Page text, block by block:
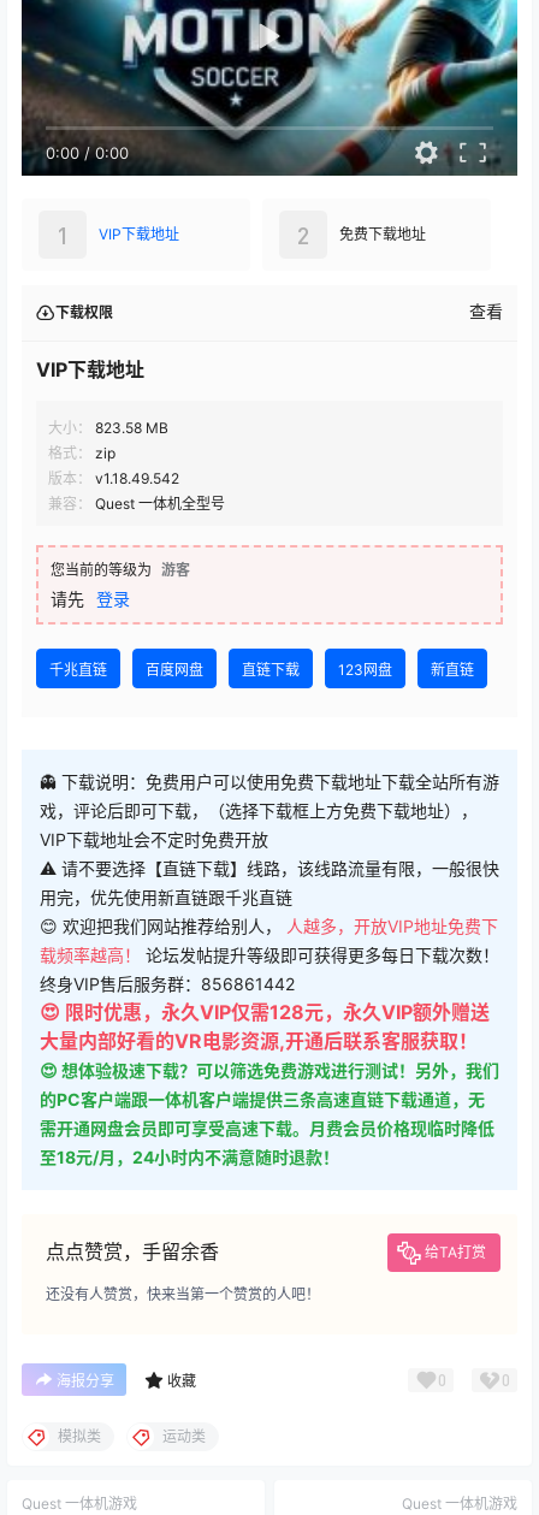
0:00/0:00
VIP下载地址
1 免费下载地址
2
下载权限 查看
VIP下载地址
大小：
823.58 MB
格式：
zip
版本：
v1.18.49.542
兼容：
Quest 一体机全型号
您当前的等级为 游客
请先 登录
千兆直链 百度网盘 直链下载 123网盘 新直链
👻 下载说明：免费用户可以使用免费下载地址下载全站所有游
戏，评论后即可下载，（选择下载框上方免费下载地址），
VIP下载地址会不定时免费开放
⚠ 请不要选择【直链下载】线路，该线路流量有限，一般很快
用完，优先使用新直链跟千兆直链
😊 欢迎把我们网站推荐给别人，
人越多，开放VIP地址免费下
载频率越高！ 论坛发帖提升等级即可获得更多每日下载次数！
终身VIP售后服务群：856861442
😍 限时优惠，永久VIP仅需128元，永久VIP额外赠送
大量内部好看的VR电影资源,开通后联系客服获取！
😍 想体验极速下载？可以筛选免费游戏进行测试！另外，我们
的PC客户端跟一体机客户端提供三条高速直链下载通道，无
需开通网盘会员即可享受高速下载。月费会员价格现临时降低
至18元/月，24小时内不满意随时退款！
点点赞赏，手留余香 给TA打赏
还没有人赞赏，快来当第一个赞赏的人吧！
海报分享 收藏 0 0
模拟类 运动类
Quest 一体机游戏 Quest 一体机游戏